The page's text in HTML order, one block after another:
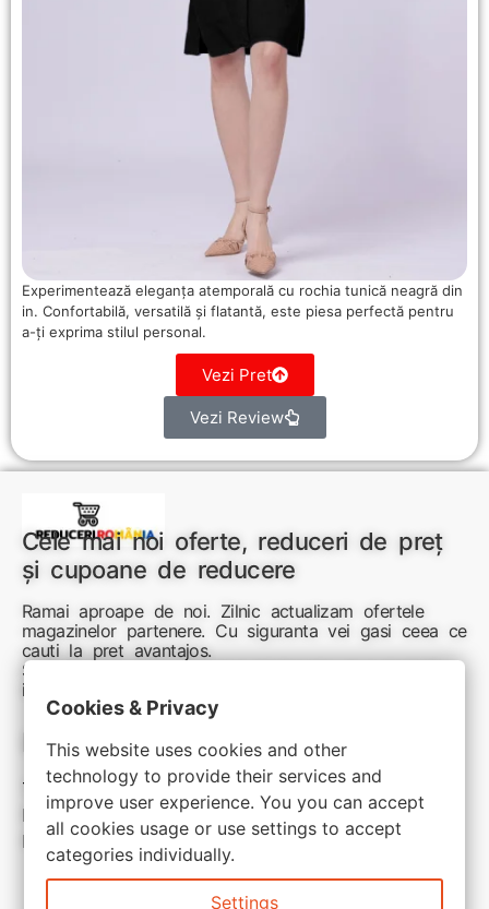
Experimentează eleganța atemporală cu rochia tunică neagră din
in. Confortabilă, versatilă și flatantă, este piesa perfectă pentru
a-ți exprima stilul personal.
Vezi Pret
Vezi Review
Cele mai noi oferte, reduceri de preț
și cupoane de reducere
Ramai aproape de noi. Zilnic actualizam ofertele
magazinelor partenere. Cu siguranta vei gasi ceea ce
cauti la pret avantajos.
Sunteti aici pentru reduceri inteligente si cumpărături
inspirate
Link-uri utile:
Termeni si conditii
Politica de confidentialitate
Politica de cookie
Cookies & Privacy
This website uses cookies and other
technology to provide their services and
improve user experience. You you can accept
all cookies usage or use settings to accept
categories individually.
Settings